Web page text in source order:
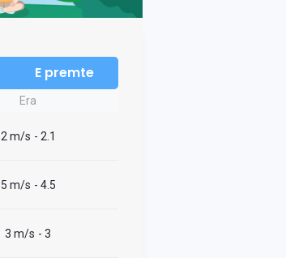
E premte
Era
2 m/s - 2.1
5 m/s - 4.5
3 m/s - 3